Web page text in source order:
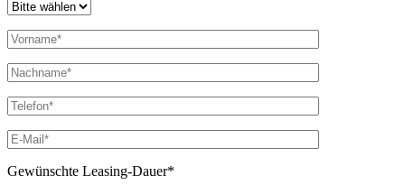
Gewünschte Leasing-Dauer*